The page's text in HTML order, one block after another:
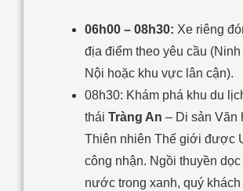
06h00 – 08h30: Xe riêng
địa điểm theo yêu cầu
Nội hoặc khu vực lân cận).
08h30: Khám phá khu du
thái Tràng An – Di sản Văn
Thiên nhiên Thế giới được
công nhận. Ngồi thuyền
nước trong xanh, quý